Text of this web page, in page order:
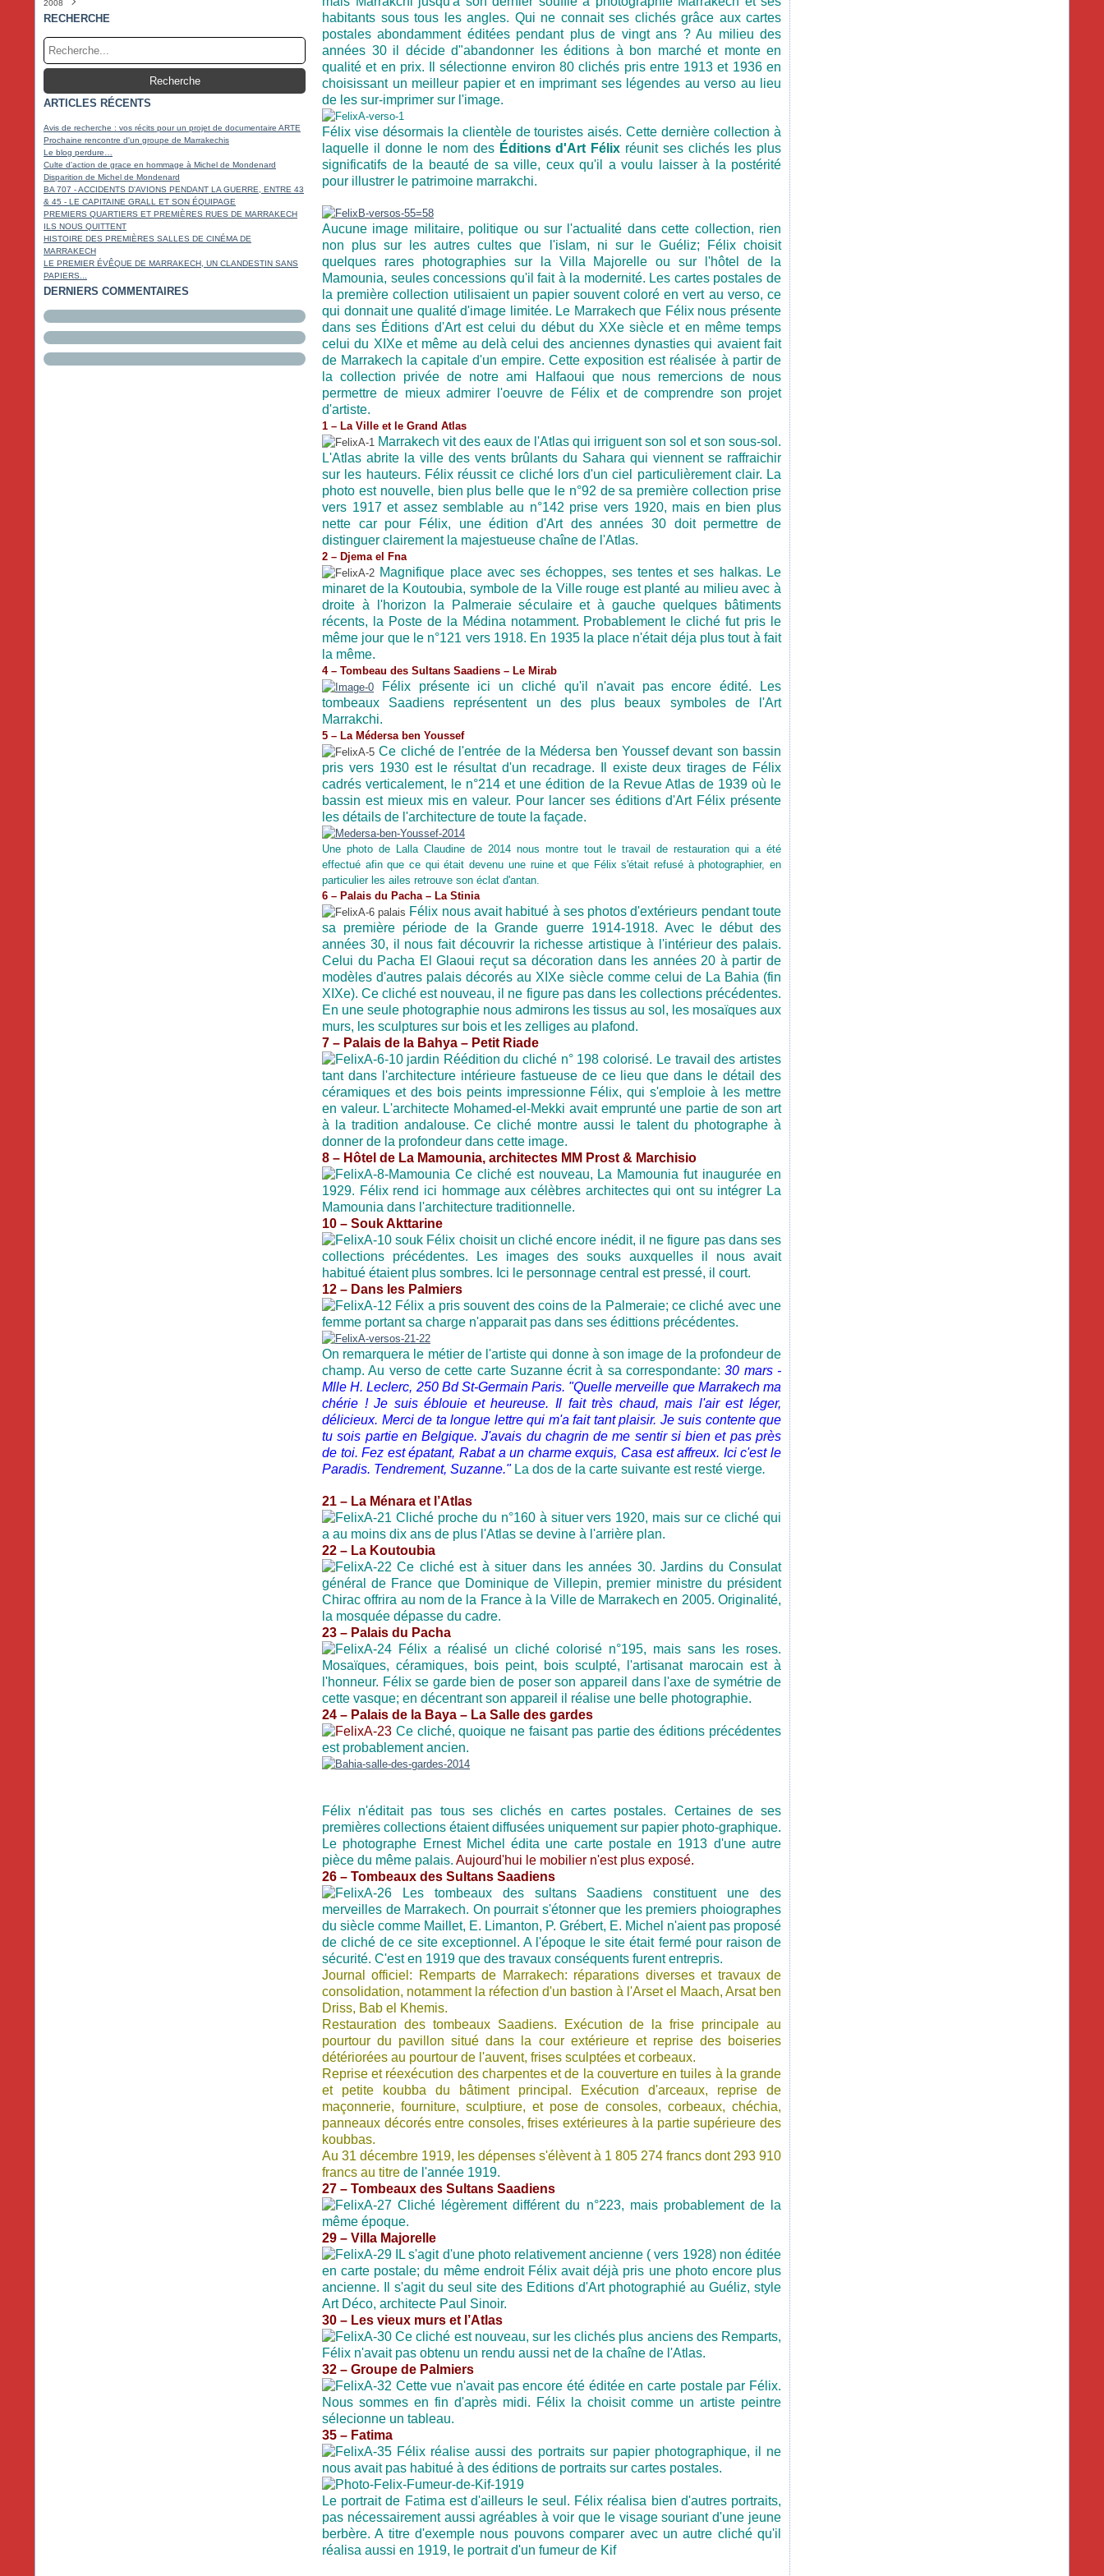
Février
Janvier(3)
Mars
Février(2)
Avril
Mars(4)
Janvier(4)
Mai(3)
Avril(4)
Février(3)
Janvier (5)
Juin
Mai(4)
Mars(4)
Février(4)
Janvier(4)
Juillet
Juin(4)
Avril(6)
Mars(3)
Février(4)
Août
Juillet(4)
Mai(6)
Avril(4)
Mars(4)
Septembre
Août(5)
Juin(7)
Mai(5)
Avril(5)
Janvier(5)
Octobre
Septembre(5)
Juillet(5)
Juin(5)
Mai(6)
Février(4)
Novembre
Octobre(10)
Août(7)
Juillet(8)
Juin(11)
Mars (15)
Janvier(18)
Décembre
Novembre (17)
Septembre(18)
Août(14)
Juillet(14)
Avril(17)
Février(13)
Janvier(16)
2008
Décembre (22)
Octobre(17)
Septembre(9)
RECHERCHE
ARTICLES RÉCENTS
Avis de recherche : vos récits pour un projet de documentaire ARTE
Prochaine rencontre d'un groupe de Marrakechis
Le blog perdure…
Culte d'action de grace en hommage à Michel de Mondenard
Disparition de Michel de Mondenard
BA 707 - ACCIDENTS D'AVIONS PENDANT LA GUERRE, ENTRE 43
& 45 - LE CAPITAINE GRALL ET SON ÉQUIPAGE
PREMIERS QUARTIERS ET PREMIÈRES RUES DE MARRAKECH
ILS NOUS QUITTENT
HISTOIRE DES PREMIÈRES SALLES DE CINÉMA DE
MARRAKECH
LE PREMIER ÉVÊQUE DE MARRAKECH, UN CLANDESTIN SANS
PAPIERS...
DERNIERS COMMENTAIRES
habitants sous tous les angles. Qui ne connait ses clichés grâce aux cartes
postales abondamment éditées pendant plus de vingt ans ? Au milieu des
années 30 il décide d"abandonner les éditions à bon marché et monte en
qualité et en prix. Il sélectionne environ 80 clichés pris entre 1913 et 1936 en
choisissant un meilleur papier et en imprimant ses légendes au verso au lieu
de les sur-imprimer sur l'image.
Félix vise désormais la clientèle de touristes aisés. Cette dernière collection à
laquelle il donne le nom des Éditions d'Art Félix réunit ses clichés les plus
significatifs de la beauté de sa ville, ceux qu'il a voulu laisser à la postérité
pour illustrer le patrimoine marrakchi.
Aucune image militaire, politique ou sur l'actualité dans cette collection, rien
non plus sur les autres cultes que l'islam, ni sur le Guéliz; Félix choisit
quelques rares photographies sur la Villa Majorelle ou sur l'hôtel de la
Mamounia, seules concessions qu'il fait à la modernité. Les cartes postales de
la première collection utilisaient un papier souvent coloré en vert au verso, ce
qui donnait une qualité d'image limitée. Le Marrakech que Félix nous présente
dans ses Éditions d'Art est celui du début du XXe siècle et en même temps
celui du XIXe et même au delà celui des anciennes dynasties qui avaient fait
de Marrakech la capitale d'un empire. Cette exposition est réalisée à partir de
la collection privée de notre ami Halfaoui que nous remercions de nous
permettre de mieux admirer l'oeuvre de Félix et de comprendre son projet
d'artiste.
1 – La Ville et le Grand Atlas
Marrakech vit des eaux de l'Atlas qui irriguent son sol et son sous-sol.
L'Atlas abrite la ville des vents brûlants du Sahara qui viennent se raffraichir
sur les hauteurs. Félix réussit ce cliché lors d'un ciel particulièrement clair. La
photo est nouvelle, bien plus belle que le n°92 de sa première collection prise
vers 1917 et assez semblable au n°142 prise vers 1920, mais en bien plus
nette car pour Félix, une édition d'Art des années 30 doit permettre de
distinguer clairement la majestueuse chaîne de l'Atlas.
2 – Djema el Fna
Magnifique place avec ses échoppes, ses tentes et ses halkas. Le
minaret de la Koutoubia, symbole de la Ville rouge est planté au milieu avec à
droite à l'horizon la Palmeraie séculaire et à gauche quelques bâtiments
récents, la Poste de la Médina notamment. Probablement le cliché fut pris le
même jour que le n°121 vers 1918. En 1935 la place n'était déja plus tout à fait
la même.
4 – Tombeau des Sultans Saadiens – Le Mirab
Félix présente ici un cliché qu'il n'avait pas encore édité. Les
tombeaux Saadiens représentent un des plus beaux symboles de l'Art
Marrakchi.
5 – La Médersa ben Youssef
Ce cliché de l'entrée de la Médersa ben Youssef devant son bassin
pris vers 1930 est le résultat d'un recadrage. Il existe deux tirages de Félix
cadrés verticalement, le n°214 et une édition de la Revue Atlas de 1939 où le
bassin est mieux mis en valeur. Pour lancer ses éditions d'Art Félix présente
les détails de l'architecture de toute la façade.
Une photo de Lalla Claudine de 2014 nous montre tout le travail de restauration qui a été
effectué afin que ce qui était devenu une ruine et que Félix s'était refusé à photographier, en
particulier les ailes retrouve son éclat d'antan.
6 – Palais du Pacha – La Stinia
Félix nous avait habitué à ses photos d'extérieurs pendant toute
sa première période de la Grande guerre 1914-1918. Avec le début des
années 30, il nous fait découvrir la richesse artistique à l'intérieur des palais.
Celui du Pacha El Glaoui reçut sa décoration dans les années 20 à partir de
modèles d'autres palais décorés au XIXe siècle comme celui de La Bahia (fin
XIXe). Ce cliché est nouveau, il ne figure pas dans les collections précédentes.
En une seule photographie nous admirons les tissus au sol, les mosaïques aux
murs, les sculptures sur bois et les zelliges au plafond.
7 – Palais de la Bahya – Petit Riade
Réédition du cliché n° 198 colorisé. Le travail des artistes
tant dans l'architecture intérieure fastueuse de ce lieu que dans le détail des
céramiques et des bois peints impressionne Félix, qui s'emploie à les mettre
en valeur. L'architecte Mohamed-el-Mekki avait emprunté une partie de son art
à la tradition andalouse. Ce cliché montre aussi le talent du photographe à
donner de la profondeur dans cette image.
8 – Hôtel de La Mamounia, architectes MM Prost & Marchisio
Ce cliché est nouveau, La Mamounia fut inaugurée en
1929. Félix rend ici hommage aux célèbres architectes qui ont su intégrer La
Mamounia dans l'architecture traditionnelle.
10 – Souk Akttarine
Félix choisit un cliché encore inédit, il ne figure pas dans ses
collections précédentes. Les images des souks auxquelles il nous avait
habitué étaient plus sombres. Ici le personnage central est pressé, il court.
12 – Dans les Palmiers
Félix a pris souvent des coins de la Palmeraie; ce cliché avec une
femme portant sa charge n'apparait pas dans ses édittions précédentes.
On remarquera le métier de l'artiste qui donne à son image de la profondeur de
champ. Au verso de cette carte Suzanne écrit à sa correspondante:30 mars -
Mlle H. Leclerc, 250 Bd St-Germain Paris. "Quelle merveille que Marrakech ma
chérie ! Je suis éblouie et heureuse. Il fait très chaud, mais l'air est léger,
délicieux. Merci de ta longue lettre qui m'a fait tant plaisir. Je suis contente que
tu sois partie en Belgique. J'avais du chagrin de me sentir si bien et pas près
de toi. Fez est épatant, Rabat a un charme exquis, Casa est affreux. Ici c'est le
Paradis. Tendrement, Suzanne." La dos de la carte suivante est resté vierge.
21 – La Ménara et l’Atlas
Cliché proche du n°160 à situer vers 1920, mais sur ce cliché qui
a au moins dix ans de plus l'Atlas se devine à l'arrière plan.
22 – La Koutoubia
Ce cliché est à situer dans les années 30. Jardins du Consulat
général de France que Dominique de Villepin, premier ministre du président
Chirac offrira au nom de la France à la Ville de Marrakech en 2005. Originalité,
la mosquée dépasse du cadre.
23 – Palais du Pacha
Félix a réalisé un cliché colorisé n°195, mais sans les roses.
Mosaïques, céramiques, bois peint, bois sculpté, l'artisanat marocain est à
l'honneur. Félix se garde bien de poser son appareil dans l'axe de symétrie de
cette vasque; en décentrant son appareil il réalise une belle photographie.
24 – Palais de la Baya – La Salle des gardes
Ce cliché, quoique ne faisant pas partie des éditions précédentes
est probablement ancien.
Félix n'éditait pas tous ses clichés en cartes postales. Certaines de ses
premières collections étaient diffusées uniquement sur papier photo-graphique.
Le photographe Ernest Michel édita une carte postale en 1913 d'une autre
pièce du même palais. Aujourd'hui le mobilier n'est plus exposé.
26 – Tombeaux des Sultans Saadiens
Les tombeaux des sultans Saadiens constituent une des
merveilles de Marrakech. On pourrait s'étonner que les premiers phoiographes
du siècle comme Maillet, E. Limanton, P. Grébert, E. Michel n'aient pas proposé
de cliché de ce site exceptionnel. A l'époque le site était fermé pour raison de
sécurité. C'est en 1919 que des travaux conséquents furent entrepris.
Journal officiel: Remparts de Marrakech: réparations diverses et travaux de
consolidation, notamment la réfection d'un bastion à l'Arset el Maach, Arsat ben
Driss, Bab el Khemis.
Restauration des tombeaux Saadiens. Exécution de la frise principale au
pourtour du pavillon situé dans la cour extérieure et reprise des boiseries
détériorées au pourtour de l'auvent, frises sculptées et corbeaux.
Reprise et réexécution des charpentes et de la couverture en tuiles à la grande
et petite koubba du bâtiment principal. Exécution d'arceaux, reprise de
maçonnerie, fourniture, sculptiure, et pose de consoles, corbeaux, chéchia,
panneaux décorés entre consoles, frises extérieures à la partie supérieure des
koubbas.
Au 31 décembre 1919, les dépenses s'élèvent à 1 805 274 francs dont 293 910
francs au titre de l'année 1919.
27 – Tombeaux des Sultans Saadiens
Cliché légèrement différent du n°223, mais probablement de la
même époque.
29 – Villa Majorelle
IL s'agit d'une photo relativement ancienne ( vers 1928) non éditée
en carte postale; du même endroit Félix avait déjà pris une photo encore plus
ancienne. Il s'agit du seul site des Editions d'Art photographié au Guéliz, style
Art Déco, architecte Paul Sinoir.
30 – Les vieux murs et l’Atlas
Ce cliché est nouveau, sur les clichés plus anciens des Remparts,
Félix n'avait pas obtenu un rendu aussi net de la chaîne de l'Atlas.
32 – Groupe de Palmiers
Cette vue n'avait pas encore été éditée en carte postale par Félix.
Nous sommes en fin d'après midi. Félix la choisit comme un artiste peintre
sélecionne un tableau.
35 – Fatima
Félix réalise aussi des portraits sur papier photographique, il ne
nous avait pas habitué à des éditions de portraits sur cartes postales.
Le portrait de Fatima est d'ailleurs le seul. Félix réalisa bien d'autres portraits,
pas nécessairement aussi agréables à voir que le visage souriant d'une jeune
berbère. A titre d'exemple nous pouvons comparer avec un autre cliché qu'il
réalisa aussi en 1919, le portrait d'un fumeur de Kif